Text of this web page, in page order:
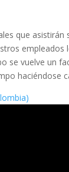
que asistirán
se vuelve un
haciéndose